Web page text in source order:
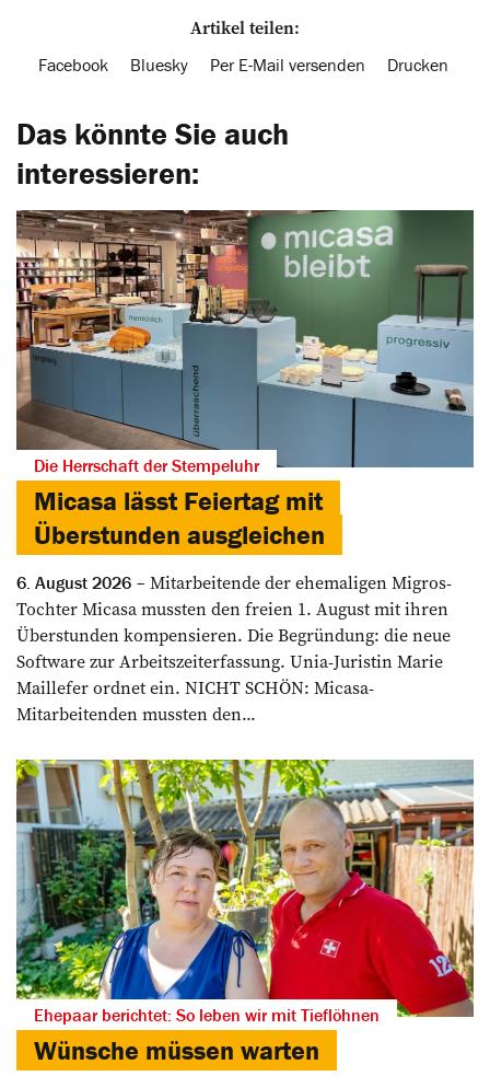
Artikel teilen:
Facebook Bluesky Per E-Mail versenden Drucken
Das könnte Sie auch
interessieren:
Die Herrschaft der Stempeluhr
Micasa lässt Feiertag mit
Überstunden ausgleichen
6. August 2026
Mitarbeitende der ehemaligen Migros-
Tochter Micasa mussten den freien 1. August mit ihren
Überstunden kompensieren. Die Begründung: die neue
Software zur Arbeitszeiterfassung. Unia-Juristin Marie
Maillefer ordnet ein. NICHT SCHÖN: Micasa-
Mitarbeitenden mussten den...
Ehepaar berichtet: So leben wir mit Tieflöhnen
Wünsche müssen warten